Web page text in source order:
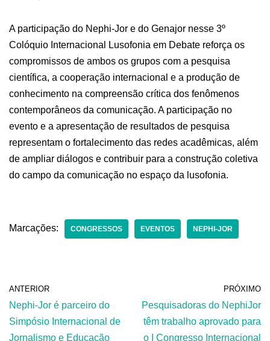
A participação do Nephi-Jor e do Genajor nesse 3º
Colóquio Internacional Lusofonia em Debate reforça os
compromissos de ambos os grupos com a pesquisa
científica, a cooperação internacional e a produção de
conhecimento na compreensão crítica dos fenômenos
contemporâneos da comunicação. A participação no
evento e a apresentação de resultados de pesquisa
representam o fortalecimento das redes acadêmicas, além
de ampliar diálogos e contribuir para a construção coletiva
do campo da comunicação no espaço da lusofonia.
Marcações: CONGRESSOS EVENTOS NEPHI-JOR
ANTERIOR
Nephi-Jor é parceiro do
Simpósio Internacional de
Jornalismo e Educação
PRÓXIMO
Pesquisadoras do NephiJor
têm trabalho aprovado para
o I Congresso Internacional